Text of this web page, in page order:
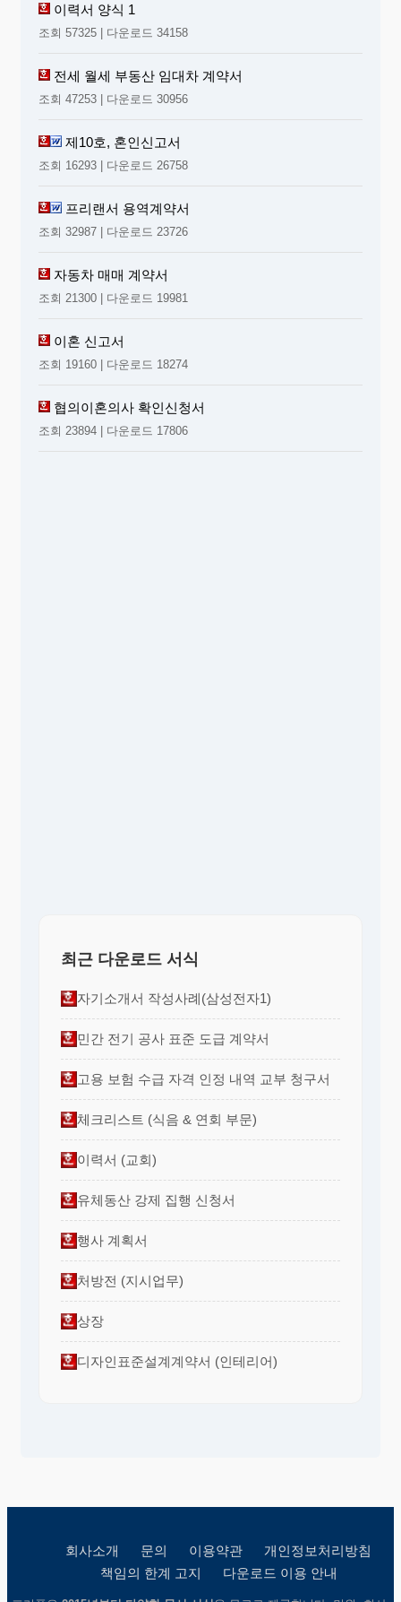
이력서 양식 1
조회 57325 | 다운로드 34158
전세 월세 부동산 임대차 계약서
조회 47253 | 다운로드 30956
제10호, 혼인신고서
조회 16293 | 다운로드 26758
프리랜서 용역계약서
조회 32987 | 다운로드 23726
자동차 매매 계약서
조회 21300 | 다운로드 19981
이혼 신고서
조회 19160 | 다운로드 18274
협의이혼의사 확인신청서
조회 23894 | 다운로드 17806
최근 다운로드 서식
자기소개서 작성사례(삼성전자1)
민간 전기 공사 표준 도급 계약서
고용 보험 수급 자격 인정 내역 교부 청구서
체크리스트 (식음 & 연회 부문)
이력서 (교회)
유체동산 강제 집행 신청서
행사 계획서
처방전 (지시업무)
상장
디자인표준설계계약서 (인테리어)
회사소개 문의 이용약관
개인정보처리방침
책임의 한계 고지
다운로드 이용 안내